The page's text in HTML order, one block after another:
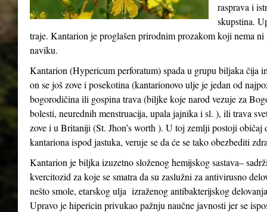
rasprava i
skupstina.
traje. Kantarion je proglašen prirodnim prozakom koji nema
naviku.
Kantarion (Hypericum perforatum) spada u grupu biljaka čija
on se još zove i posekotina (kantarionovo ulje je jedan od
bogorodičina ili gospina trava (biljke koje narod vezuje za
bolesti, neurednih menstruacija, upala jajnika i sl. ), ili trava
zove i u Britaniji (St. Jhon’s worth ). U toj zemlji postoji običaj
kantariona ispod jastuka, veruje se da će se tako obezbediti
Kantarion je biljka izuzetno složenog hemijskog sastava–
kvercitozid za koje se smatra da su zaslužni za antivirusno
nešto smole, etarskog ulja izraženog antibakterijskog
Upravo je hipericin privukao pažnju naučne javnosti jer se